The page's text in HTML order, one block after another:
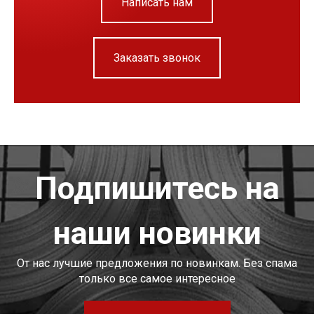
Заказать звонок
Подпишитесь на
наши новинки
От нас лучшие предложения по новинкам. Без спама
только все самое интересное